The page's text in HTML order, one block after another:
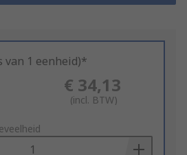
van 1 eenheid)*
€ 34,13
(incl. BTW)